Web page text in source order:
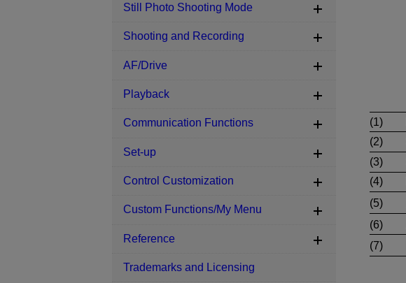
(1)
(2)
(3)
(4)
(5)
(6)
(7)
Still Photo Shooting Mode
Shooting and Recording
AF/Drive
Playback
Communication Functions
Set-up
Control Customization
Custom Functions/My Menu
Reference
Trademarks and Licensing